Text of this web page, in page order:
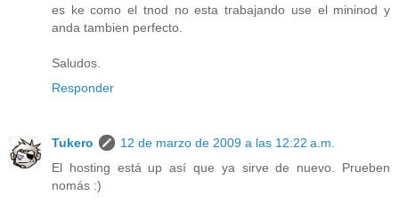
es ke como el tnod no esta trabajando use el mininod y
anda tambien perfecto.
Saludos.
Responder
Tukero
12 de marzo de 2009 a las 12:22 a.m.
El hosting está up así que ya sirve de nuevo. Prueben
nomás :)